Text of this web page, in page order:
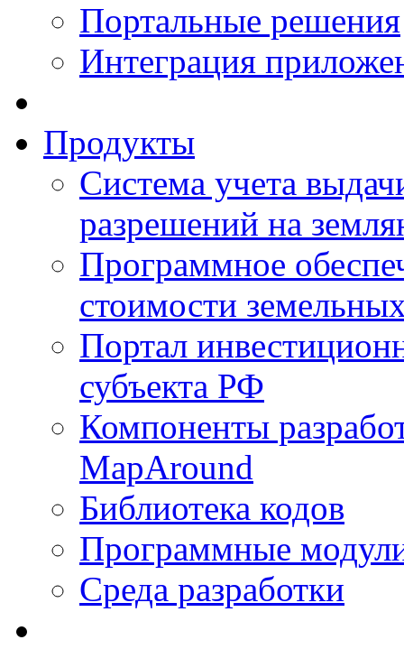
Портальные решения
Интеграция
Продукты
Система учета
разрешений на
Программное
стоимости
Портал
субъекта РФ
Компоненты
MapAround
Библиотека кодов
Программные
Среда разработки